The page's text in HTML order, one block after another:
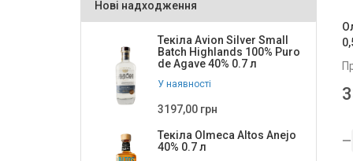
Нові надходження
Текіла Avion Silver Small
Batch Highlands 100% Puro
de Agave 40% 0.7 л
У наявності
3197,00 грн
Текіла Olmeca Altos Anejo
40% 0.7 л